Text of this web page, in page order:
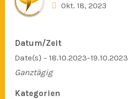
Okt. 18, 2023
Datum/Zeit
Date(s) - 18.10.2023-19.10.2023
Ganztägig
Kategorien